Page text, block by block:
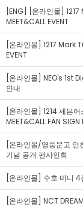
[ENG] [온라인몰]
MEET&CALL EVENT
[온라인몰] 1217
EVENT
[온라인몰] NEO's 1st
안내
[온라인몰] 1214 세븐
MEET&CALL FAN SIGN
[온라인몰/영풍문고
기념 공개 팬사인회
[온라인몰] 수호 미니
[온라인몰] NCT